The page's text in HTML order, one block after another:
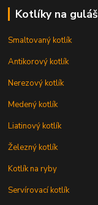
Kotlíky na guláš
Smaltovaný kotlík
Antikorový kotlík
Nerezový kotlík
Medený kotlík
Liatinový kotlík
Železný kotlík
Kotlík na ryby
Servírovací kotlík